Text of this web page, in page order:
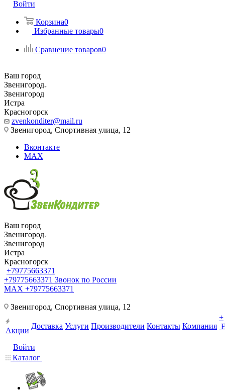
Войти
Корзина0
Избранные товары0
Сравнение товаров0
Ваш город
Звенигород
Звенигород
Истра
Красногорск
zvenkonditer@mail.ru
Звенигород, Спортивная улица, 12
Вконтакте
MAX
Ваш город
Звенигород
Звенигород
Истра
Красногорск
+79775663371
+79775663371 Звонок по России
MAX +79775663371
Звенигород, Спортивная улица, 12
Акции
Доставка Услуги Производители Контакты Компания
+
Войти
Каталог